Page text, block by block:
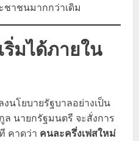
าชนมากกว่าเดิม
มได้ภายใน
นโยบายรัฐบาลอย่างเป็น
นายกรัฐมนตรี จะสั่งการ
คาดว่า คนละครึ่งเฟสใหม่